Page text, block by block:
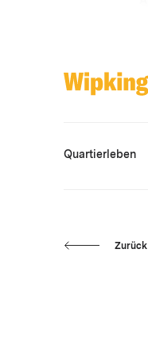
Quartierleben
Zurück